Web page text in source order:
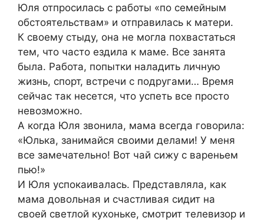
Юля отпросилась с работы «по семейным
обстоятельствам» и отправилась к матери.
К своему стыду, она не могла похвастаться
тем, что часто ездила к маме. Все занята
была. Работа, попытки наладить личную
жизнь, спорт, встречи с подругами… Время
сейчас так несется, что успеть все просто
невозможно.
А когда Юля звонила, мама всегда говорила:
«Юлька, занимайся своими делами! У меня
все замечательно! Вот чай сижу с вареньем
пью!»
И Юля успокаивалась. Представляла, как
мама довольная и счастливая сидит на
своей светлой кухоньке, смотрит телевизор и